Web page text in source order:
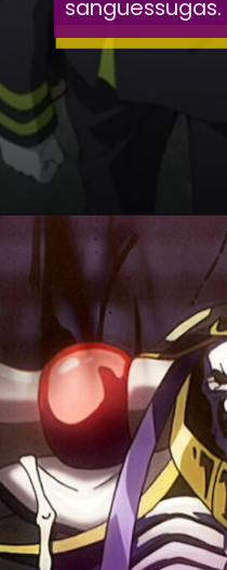
sanguessugas.